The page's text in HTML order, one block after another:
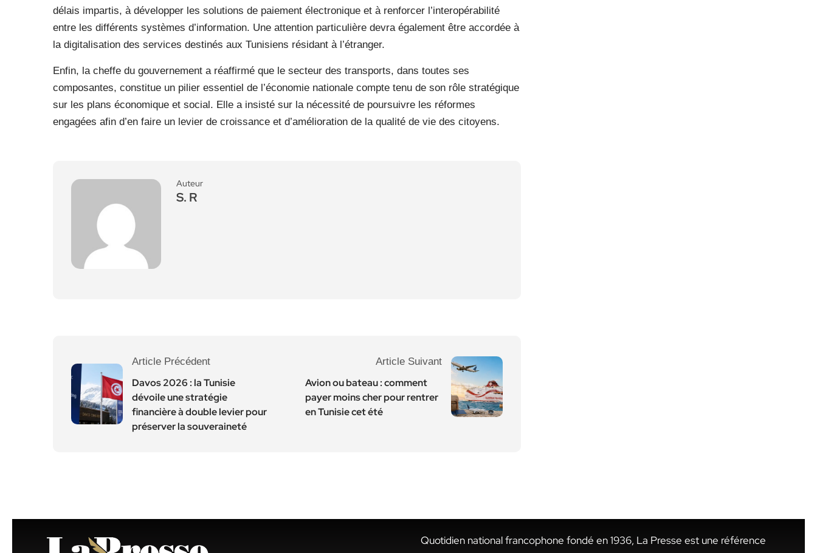
délais impartis, à développer les solutions de paiement électronique et à renforcer l’interopérabilité
entre les différents systèmes d’information. Une attention particulière devra également être accordée à
la digitalisation des services destinés aux Tunisiens résidant à l’étranger.
Enfin, la cheffe du gouvernement a réaffirmé que le secteur des transports, dans toutes ses
composantes, constitue un pilier essentiel de l’économie nationale compte tenu de son rôle stratégique
sur les plans économique et social. Elle a insisté sur la nécessité de poursuivre les réformes
engagées afin d’en faire un levier de croissance et d’amélioration de la qualité de vie des citoyens.
Auteur
S. R
Article Précédent
Davos 2026 : la Tunisie
dévoile une stratégie
financière à double levier pour
préserver la souveraineté
Article Suivant
Avion ou bateau : comment
payer moins cher pour rentrer
en Tunisie cet été
Quotidien national francophone fondé en 1936, La Presse est une référence